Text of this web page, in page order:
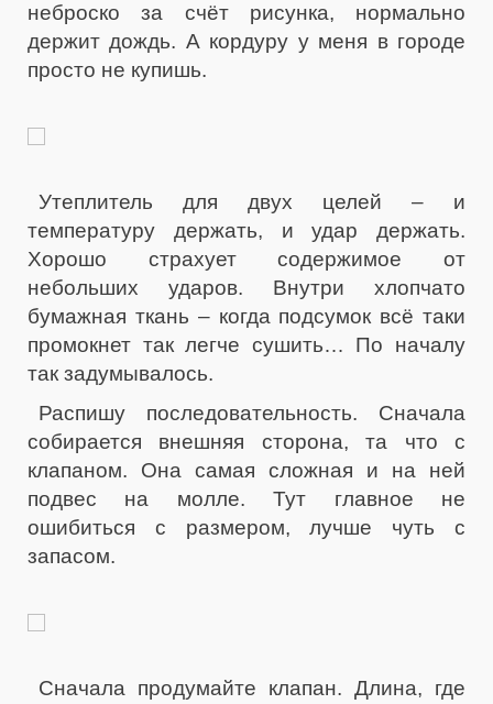
неброско за счёт рисунка, нормально
держит дождь. А кордуру у меня в городе
просто не купишь.
Утеплитель для двух целей – и
температуру держать, и удар держать.
Хорошо страхует содержимое от
небольших ударов. Внутри хлопчато
бумажная ткань – когда подсумок всё таки
промокнет так легче сушить… По началу
так задумывалось.
Распишу последовательность. Сначала
собирается внешняя сторона, та что с
клапаном. Она самая сложная и на ней
подвес на молле. Тут главное не
ошибиться с размером, лучше чуть с
запасом.
Сначала продумайте клапан. Длина, где